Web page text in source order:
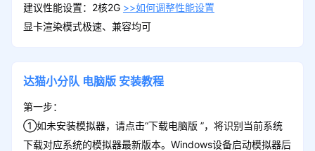
建议性能设置：2核2G >>如何调整性能设置
显卡渲染模式极速、兼容均可
达猫小分队 电脑版 安装教程
第一步：
①如未安装模拟器，请点击“下载电脑版 ”，将识别当前系统
下载对应系统的模拟器最新版本。Windows设备启动模拟器后